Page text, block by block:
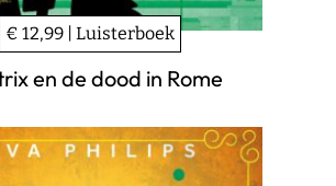
€ 12,99 | Luisterboek
en de dood in Rome